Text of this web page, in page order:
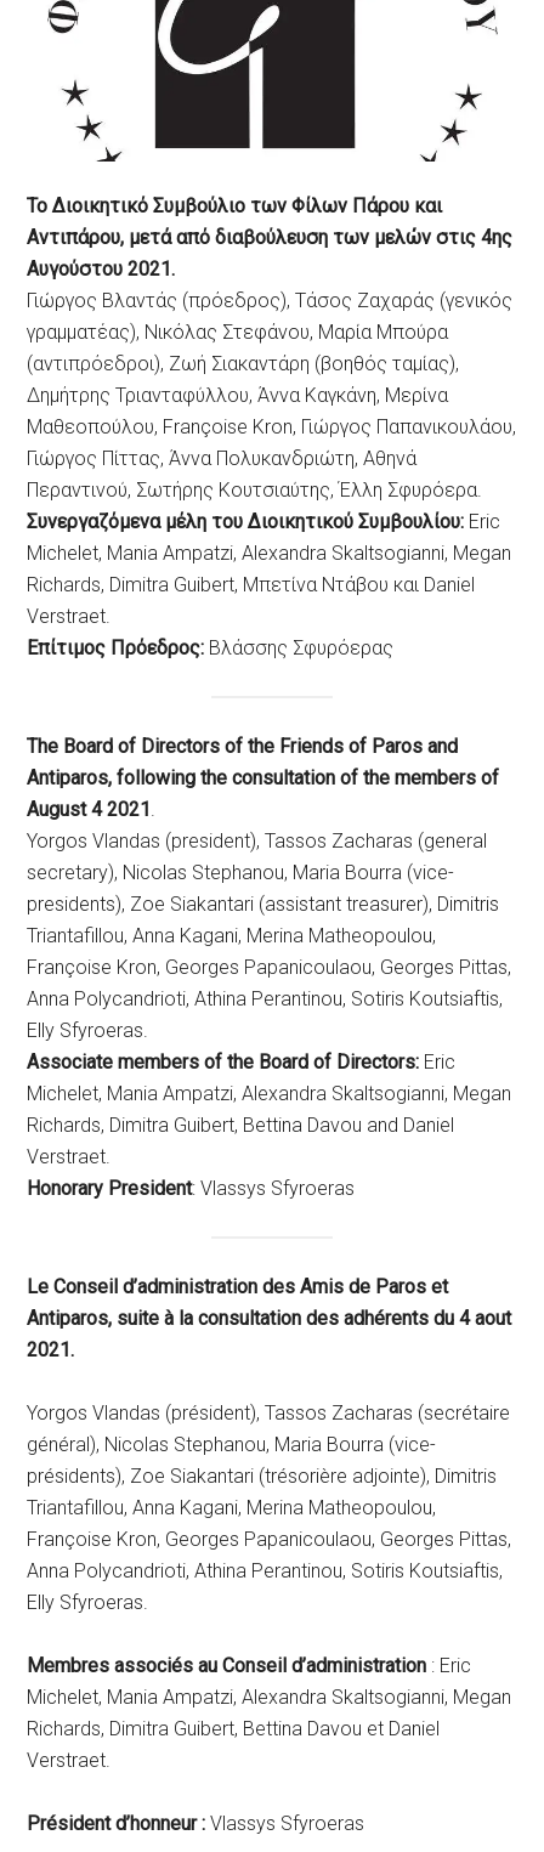
Το Διοικητικό Συμβούλιο των Φίλων Πάρου και
Αντιπάρου, μετά από διαβούλευση των μελών στις 4ης
Αυγούστου 2021.
Γιώργος Βλαντάς (πρόεδρος), Τάσος Ζαχαράς (γενικός
γραμματέας), Νικόλας Στεφάνου, Μαρία Μπούρα
(αντιπρόεδροι), Ζωή Σιακαντάρη (βοηθός ταμίας),
Δημήτρης Τριανταφύλλου, Άννα Καγκάνη, Μερίνα
Μαθεοπούλου, Françoise Kron, Γιώργος Παπανικουλάου,
Γιώργος Πίττας, Άννα Πολυκανδριώτη, Αθηνά
Περαντινού, Σωτήρης Κουτσιαύτης, Έλλη Σφυρόερα.
Συνεργαζόμενα μέλη του Διοικητικού Συμβουλίου: Eric
Michelet, Mania Ampatzi, Alexandra Skaltsogianni, Megan
Richards, Dimitra Guibert, Μπετίνα Ντάβου και Daniel
Verstraet.
Επίτιμος Πρόεδρος: Βλάσσης Σφυρόερας
The Board of Directors of the Friends of Paros and
Antiparos, following the consultation of the members of
August 4 2021.
Yorgos Vlandas (president), Tassos Zacharas (general
secretary), Nicolas Stephanou, Maria Bourra (vice-
presidents), Zoe Siakantari (assistant treasurer), Dimitris
Triantafillou, Anna Kagani, Merina Matheopoulou,
Françoise Kron, Georges Papanicoulaou, Georges Pittas,
Anna Polycandrioti, Athina Perantinou, Sotiris Koutsiaftis,
Elly Sfyroeras.
Associate members of the Board of Directors: Eric
Michelet, Mania Ampatzi, Alexandra Skaltsogianni, Megan
Richards, Dimitra Guibert, Bettina Davou and Daniel
Verstraet.
Honorary President: Vlassys Sfyroeras
Le Conseil d’administration des Amis de Paros et
Antiparos, suite à la consultation des adhérents du 4 aout
2021.
Yorgos Vlandas (président), Tassos Zacharas (secrétaire
général), Nicolas Stephanou, Maria Bourra (vice-
présidents), Zoe Siakantari (trésorière adjointe), Dimitris
Triantafillou, Anna Kagani, Merina Matheopoulou,
Françoise Kron, Georges Papanicoulaou, Georges Pittas,
Anna Polycandrioti, Athina Perantinou, Sotiris Koutsiaftis,
Elly Sfyroeras.
Membres associés au Conseil d’administration : Eric
Michelet, Mania Ampatzi, Alexandra Skaltsogianni, Megan
Richards, Dimitra Guibert, Bettina Davou et Daniel
Verstraet.
Président d’honneur :Vlassys Sfyroeras